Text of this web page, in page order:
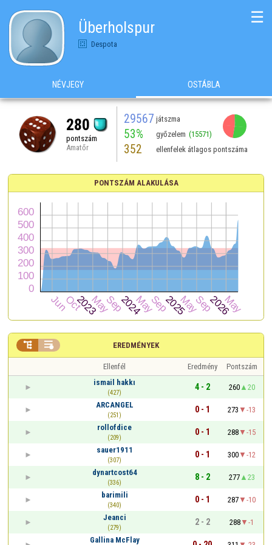
Überholspur
Despota
☰
NÉVJEGY OSTÁBLA
280
pontszám
Amatőr
29567 játszma
53% győzelem (15571)
352 ellenfelek átlagos pontszáma
PONTSZÁM ALAKULÁSA
EREDMÉNYEK
 
Ellenfél Eredmény
Pontszám
ismail hakkı
(427)
4 - 2 260
20
ARCANGEL
(251)
0 - 1 273
-13
rollofdice
(209)
0 - 1 288
-15
sauer1911
(307)
0 - 1 300
-12
dynartcost64
(336)
8 - 2 277
23
barimili
(340)
0 - 1 287
-10
Jeanci
(279)
2 - 2 288
-1
Gallina McFlay